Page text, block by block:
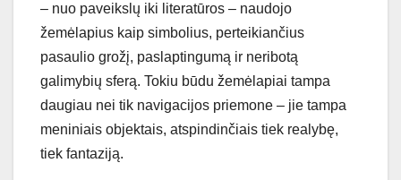
– nuo paveikslų iki literatūros – naudojo
žemėlapius kaip simbolius, perteikiančius
pasaulio grožį, paslaptingumą ir neribotą
galimybių sferą. Tokiu būdu žemėlapiai tampa
daugiau nei tik navigacijos priemone – jie tampa
meniniais objektais, atspindinčiais tiek realybę,
tiek fantaziją.